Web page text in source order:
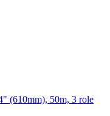
(610mm), 50m, 3 role